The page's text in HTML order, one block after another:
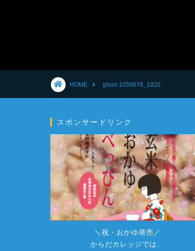
HOME glass-1058878_1920
スポンサードリンク
＼祝・おかゆ発売／
からだカレッジでは、